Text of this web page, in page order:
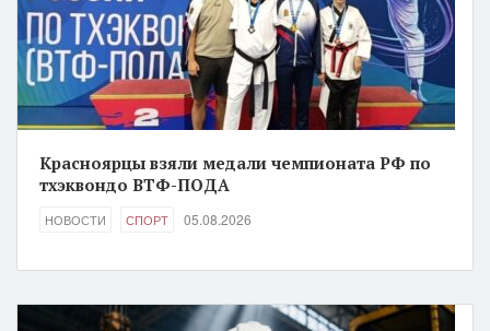
Красноярцы взяли медали чемпионата РФ по
тхэквондо ВТФ-ПОДА
НОВОСТИ СПОРТ 05.08.2026